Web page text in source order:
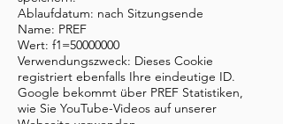
Ablaufdatum: nach Sitzungsende
Name: PREF
Wert: f1=50000000
Verwendungszweck: Dieses Cookie
registriert ebenfalls Ihre eindeutige ID.
Google bekommt über PREF Statistiken,
wie Sie YouTube-Videos auf unserer